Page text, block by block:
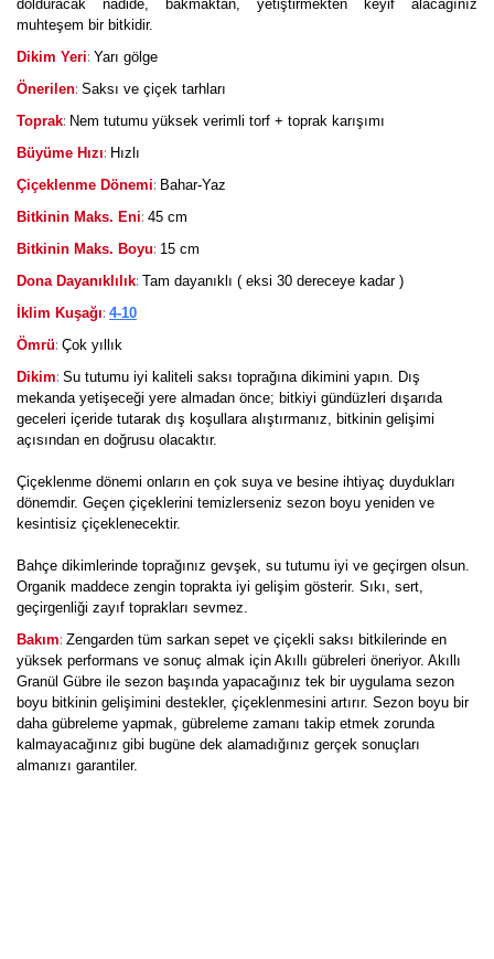
dolduracak nadide, bakmaktan, yetiştirmekten keyif alacağınız
muhteşem bir bitkidir.
Dikim Yeri: Yarı gölge
Önerilen: Saksı ve çiçek tarhları
Toprak: Nem tutumu yüksek verimli torf + toprak karışımı
Büyüme Hızı: Hızlı
Çiçeklenme Dönemi: Bahar-Yaz
Bitkinin Maks. Eni: 45 cm
Bitkinin Maks. Boyu: 15 cm
Dona Dayanıklılık: Tam dayanıklı ( eksi 30 dereceye kadar )
İklim Kuşağı: 4-10
Ömrü: Çok yıllık
Dikim: Su tutumu iyi kaliteli saksı toprağına dikimini yapın. Dış
mekanda yetişeceği yere almadan önce; bitkiyi gündüzleri dışarıda
geceleri içeride tutarak dış koşullara alıştırmanız, bitkinin gelişimi
açısından en doğrusu olacaktır.
Çiçeklenme dönemi onların en çok suya ve besine ihtiyaç duydukları
dönemdir. Geçen çiçeklerini temizlerseniz sezon boyu yeniden ve
kesintisiz çiçeklenecektir.
Bahçe dikimlerinde toprağınız gevşek, su tutumu iyi ve geçirgen olsun.
Organik maddece zengin toprakta iyi gelişim gösterir. Sıkı, sert,
geçirgenliği zayıf toprakları sevmez.
Bakım: Zengarden tüm sarkan sepet ve çiçekli saksı bitkilerinde en
yüksek performans ve sonuç almak için Akıllı gübreleri öneriyor. Akıllı
Granül Gübre ile sezon başında yapacağınız tek bir uygulama sezon
boyu bitkinin gelişimini destekler, çiçeklenmesini artırır. Sezon boyu bir
daha gübreleme yapmak, gübreleme zamanı takip etmek zorunda
kalmayacağınız gibi bugüne dek alamadığınız gerçek sonuçları
almanızı garantiler.